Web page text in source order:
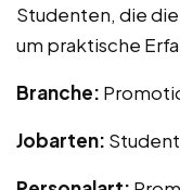
Studenten, die
um praktische
Branche:
Jobarten: